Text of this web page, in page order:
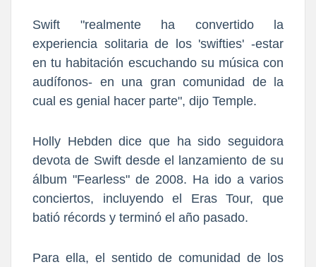
Swift "realmente ha convertido la
experiencia solitaria de los 'swifties' -estar
en tu habitación escuchando su música con
audífonos- en una gran comunidad de la
cual es genial hacer parte", dijo Temple.
Holly Hebden dice que ha sido seguidora
devota de Swift desde el lanzamiento de su
álbum "Fearless" de 2008. Ha ido a varios
conciertos, incluyendo el Eras Tour, que
batió récords y terminó el año pasado.
Para ella, el sentido de comunidad de los